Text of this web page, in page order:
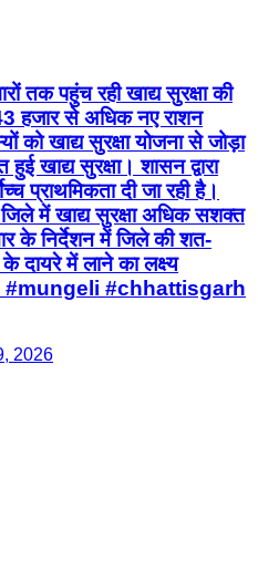
तक पहुंच रही खाद्य सुरक्षा की
हजार से अधिक नए राशन
को खाद्य सुरक्षा योजना से जोड़ा
खाद्य सुरक्षा। शासन द्वारा
प्राथमिकता दी जा रही है।
में खाद्य सुरक्षा अधिक सशक्त
के निर्देशन में जिले की शत-
के दायरे में लाने का लक्ष्य
#mungeli #chhattisgarh
2026